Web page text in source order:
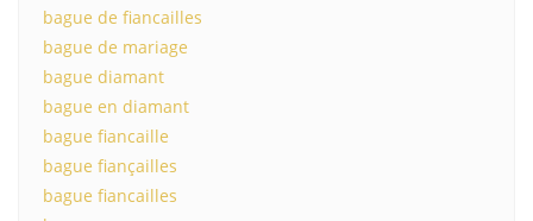
bague de fiancailles
bague de mariage
bague diamant
bague en diamant
bague fiancaille
bague fiançailles
bague fiancailles